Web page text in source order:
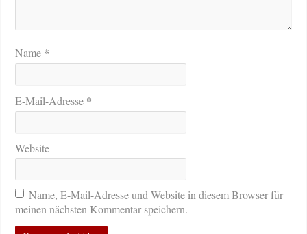
Name *
E-Mail-Adresse *
Website
Name, E-Mail-Adresse und Website in diesem Browser für
meinen nächsten Kommentar speichern.